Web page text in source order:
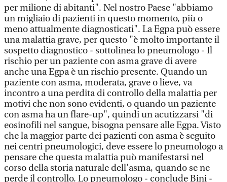
per milione di abitanti". Nel nostro Paese "abbiamo
un migliaio di pazienti in questo momento, più o
meno attualmente diagnosticati". La Egpa può essere
una malattia grave, per questo "è molto importante il
sospetto diagnostico - sottolinea lo pneumologo - Il
rischio per un paziente con asma grave di avere
anche una Egpa è un rischio presente. Quando un
paziente con asma, moderata, grave o lieve, va
incontro a una perdita di controllo della malattia per
motivi che non sono evidenti, o quando un paziente
con asma ha un flare-up", quindi un acutizzarsi "di
eosinofili nel sangue, bisogna pensare alle Egpa. Visto
che la maggior parte dei pazienti con asma è seguito
nei centri pneumologici, deve essere lo pneumologo a
pensare che questa malattia può manifestarsi nel
corso della storia naturale dell'asma, quando se ne
perde il controllo. Lo pneumologo - conclude Bini -